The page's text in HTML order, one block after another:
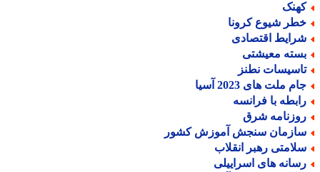
شیوع کرونا
اقتصادی
معیشتی
نطنز
ملت های 2023 آسیا
با فرانسه
شرق
سنجش آموزش کشور
رهبر انقلاب
های اسراییلی